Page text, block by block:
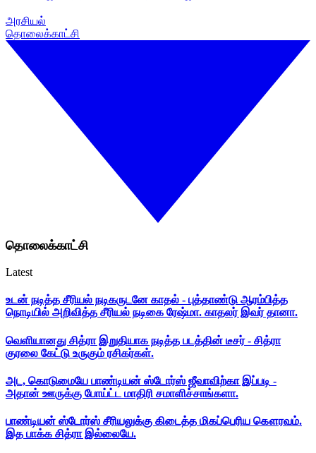
அரசியல்
தொலைக்காட்சி
தொலைக்காட்சி
Latest
உடன் நடித்த சீரியல் நடிகருடனே காதல் - புத்தாண்டு ஆரம்பித்த
நொடியில் அறிவித்த சீரியல் நடிகை ரேஷ்மா. காதலர் இவர் தானா.
வெளியானது சித்ரா இறுதியாக நடித்த படத்தின் டீசர் - சித்ரா
குரலை கேட்டு உருகும் ரசிகர்கள்.
அட, கொடுமையே பாண்டியன் ஸ்டோர்ஸ் ஜீவாவிற்கா இப்படி -
அதான் ஊருக்கு போய்ட்ட மாதிரி சமாளிச்சாங்களா.
பாண்டியன் ஸ்டோர்ஸ் சீரியலுக்கு கிடைத்த மிகப்பெரிய கௌரவம்.
இத பாக்க சித்ரா இல்லையே.